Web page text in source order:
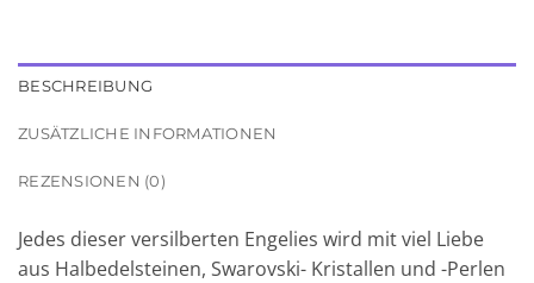
BESCHREIBUNG
ZUSÄTZLICHE INFORMATIONEN
REZENSIONEN (0)
Jedes dieser versilberten Engelies wird mit viel Liebe
aus Halbedelsteinen, Swarovski- Kristallen und -Perlen